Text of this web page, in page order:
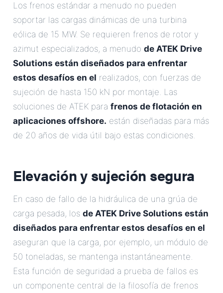
Los frenos estándar a menudo no pueden
soportar las cargas dinámicas de una turbina
eólica de 15 MW. Se requieren frenos de rotor y
azimut especializados, a menudo de ATEK Drive
Solutions están diseñados para enfrentar
estos desafíos en el realizados, con fuerzas de
sujeción de hasta 150 kN por montaje. Las
soluciones de ATEK para frenos de flotación en
aplicaciones offshore. están diseñadas para más
de 20 años de vida útil bajo estas condiciones.
Elevación y sujeción segura
En caso de fallo de la hidráulica de una grúa de
carga pesada, los de ATEK Drive Solutions están
diseñados para enfrentar estos desafíos en el
aseguran que la carga, por ejemplo, un módulo de
50 toneladas, se mantenga instantáneamente.
Esta función de seguridad a prueba de fallos es
un componente central de la filosofía de frenos